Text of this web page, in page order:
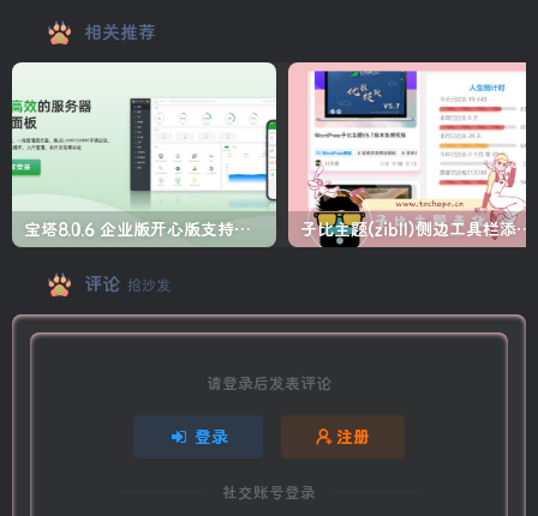
相关推荐
宝塔8.0.6 企业版开心版支持最新升级【一键脚本】 子比主题(zibll)侧边工具栏添加人生倒计时美化
评论 抢沙发
请登录后发表评论
登录 注册
社交账号登录